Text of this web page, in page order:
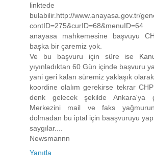
linktede
bulabilir.http://www.anayasa.gov.tr/
contID=275&curID=68&menuID=64
anayasa mahkemesine başvuyu
başka bir çaremiz yok.
Ve bu başvuru için süre ise
yıyınladıktan 60 Gün içinde başvuru
yani geri kalan süremiz yaklaşık
koordine olalım gerekirse tekrar
denk gelecek şekilde Ankara'ya
Merkezini mail ve faks
dolmadan bu iptal için baaşvuruyu
saygılar....
Newsmannn
Yanıtla